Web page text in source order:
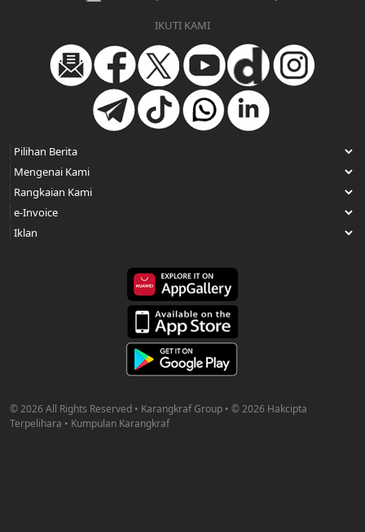
IKUTI KAMI
© 2026 All Rights Reserved • Karangkraf Group • © 2026 Hakcipta
Terpelihara • Kumpulan Karangkraf